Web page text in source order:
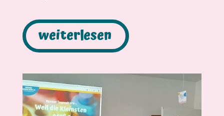
weiterlesen